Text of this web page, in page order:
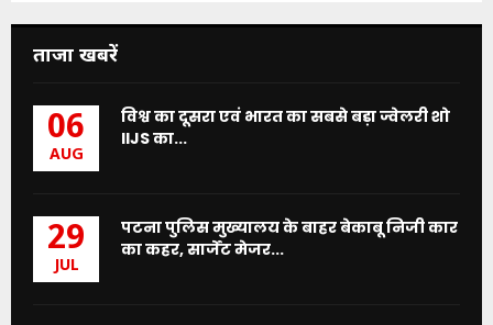
ताजा खबरें
06
AUG
विश्व का दूसरा एवं भारत का सबसे बड़ा ज्वेलरी शो
IIJS का...
29
JUL
पटना पुलिस मुख्यालय के बाहर बेकाबू निजी कार
का कहर, सार्जेंट मेजर...